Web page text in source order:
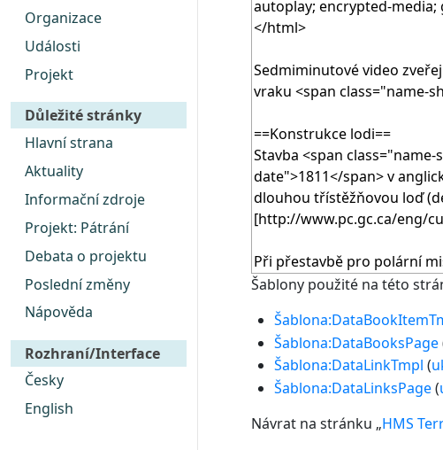
Organizace
Události
Projekt
Důležité stránky
Hlavní strana
Aktuality
Informační zdroje
Projekt: Pátrání
Debata o projektu
Poslední změny
Nápověda
Rozhraní/Interface
Česky
English
Šablony použité na této
Šablona:DataBooksPage
Šablona:DataLinkTmpl (
Šablona:DataLinksPage(
Návrat na stránku „HMS